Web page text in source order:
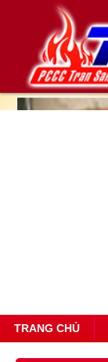
TRANG CHỦ